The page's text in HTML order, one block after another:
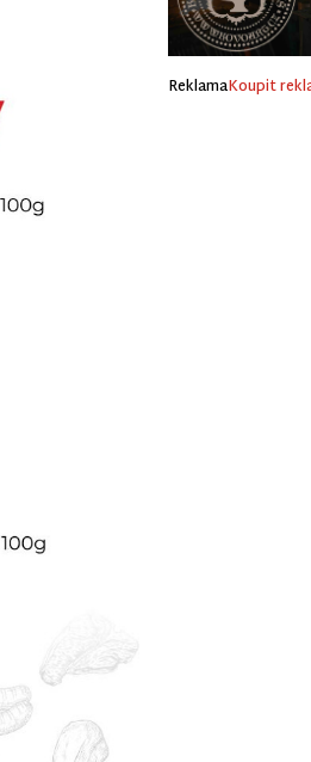
ReklamaKoupit